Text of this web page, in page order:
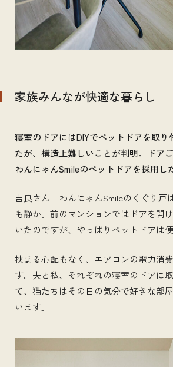
家族みんなが快適な暮らし
寝室のドアにはDIYでペットドアを取り
たが、構造上難しいことが判明。ドアご
わんにゃんSmileのペットドアを採用し
吉良さん「わんにゃんSmileのくぐり戸
も静か。前のマンションではドアを開
いたのですが、やっぱりペットドアは便
挟まる心配もなく、エアコンの電力消
す。夫と私、それぞれの寝室のドアに
て、猫たちはその日の気分で好きな部
います」